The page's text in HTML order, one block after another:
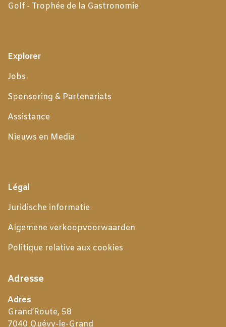
Golf - Trophée de la Gastronomie
Explorer
Jobs
Sponsoring & Partenariats
Assistance
Nieuws en Media
Légal
Juridische informatie
Algemene verkoopvoorwaarden
Politique relative aux cookies
Adresse
Adres
Grand’Route, 58
7040 Quévy-le-Grand